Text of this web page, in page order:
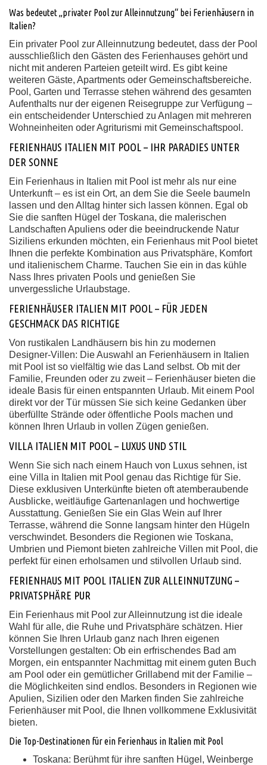
Was bedeutet „privater Pool zur Alleinnutzung“ bei Ferienhäusern in
Italien?
Ein privater Pool zur Alleinnutzung bedeutet, dass der Pool
ausschließlich den Gästen des Ferienhauses gehört und
nicht mit anderen Parteien geteilt wird. Es gibt keine
weiteren Gäste, Apartments oder Gemeinschaftsbereiche.
Pool, Garten und Terrasse stehen während des gesamten
Aufenthalts nur der eigenen Reisegruppe zur Verfügung –
ein entscheidender Unterschied zu Anlagen mit mehreren
Wohneinheiten oder Agriturismi mit Gemeinschaftspool.
FERIENHAUS ITALIEN MIT POOL – IHR PARADIES UNTER
DER SONNE
Ein Ferienhaus in Italien mit Pool ist mehr als nur eine
Unterkunft – es ist ein Ort, an dem Sie die Seele baumeln
lassen und den Alltag hinter sich lassen können. Egal ob
Sie die sanften Hügel der Toskana, die malerischen
Landschaften Apuliens oder die beeindruckende Natur
Siziliens erkunden möchten, ein Ferienhaus mit Pool bietet
Ihnen die perfekte Kombination aus Privatsphäre, Komfort
und italienischem Charme. Tauchen Sie ein in das kühle
Nass Ihres privaten Pools und genießen Sie
unvergessliche Urlaubstage.
FERIENHÄUSER ITALIEN MIT POOL – FÜR JEDEN
GESCHMACK DAS RICHTIGE
Von rustikalen Landhäusern bis hin zu modernen
Designer-Villen: Die Auswahl an Ferienhäusern in Italien
mit Pool ist so vielfältig wie das Land selbst. Ob mit der
Familie, Freunden oder zu zweit – Ferienhäuser bieten die
ideale Basis für einen entspannten Urlaub. Mit einem Pool
direkt vor der Tür müssen Sie sich keine Gedanken über
überfüllte Strände oder öffentliche Pools machen und
können Ihren Urlaub in vollen Zügen genießen.
VILLA ITALIEN MIT POOL – LUXUS UND STIL
Wenn Sie sich nach einem Hauch von Luxus sehnen, ist
eine Villa in Italien mit Pool genau das Richtige für Sie.
Diese exklusiven Unterkünfte bieten oft atemberaubende
Ausblicke, weitläufige Gartenanlagen und hochwertige
Ausstattung. Genießen Sie ein Glas Wein auf Ihrer
Terrasse, während die Sonne langsam hinter den Hügeln
verschwindet. Besonders die Regionen wie Toskana,
Umbrien und Piemont bieten zahlreiche Villen mit Pool, die
perfekt für einen erholsamen und stilvollen Urlaub sind.
FERIENHAUS MIT POOL ITALIEN ZUR ALLEINNUTZUNG –
PRIVATSPHÄRE PUR
Ein Ferienhaus mit Pool zur Alleinnutzung ist die ideale
Wahl für alle, die Ruhe und Privatsphäre schätzen. Hier
können Sie Ihren Urlaub ganz nach Ihren eigenen
Vorstellungen gestalten: Ob ein erfrischendes Bad am
Morgen, ein entspannter Nachmittag mit einem guten Buch
am Pool oder ein gemütlicher Grillabend mit der Familie –
die Möglichkeiten sind endlos. Besonders in Regionen wie
Apulien, Sizilien oder den Marken finden Sie zahlreiche
Ferienhäuser mit Pool, die Ihnen vollkommene Exklusivität
bieten.
Die Top-Destinationen für ein Ferienhaus in Italien mit Pool
Toskana: Berühmt für ihre sanften Hügel, Weinberge